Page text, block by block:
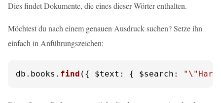
Dies findet Dokumente, die eines dieser Wörter enthalten.
Möchtest du nach einem genauen Ausdruck suchen? Setze ihn
einfach in Anführungszeichen:
db. books . find ({ $text : { $search :